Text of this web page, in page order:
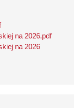
na 2026.pdf
na 2026